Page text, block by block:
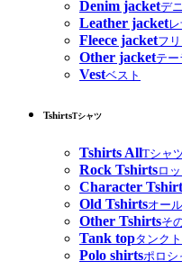
Denim jacketデ
Leather jacketレ
Fleece jacketフ
Other jacketテー
Vestベスト
TshirtsTシャツ
Tshirts AllTシャ
Rock Tshirtsロ
Character
Old Tshirtsオー
Other Tshirtsそ
Tank topタンク
Polo shirtsポロシ